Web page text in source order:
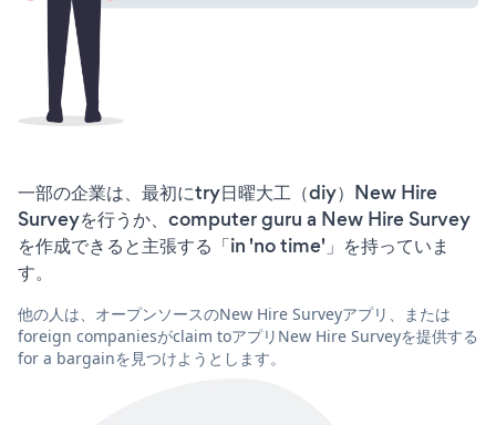
一部の企業は、最初にtry日曜大工（diy）New Hire
Surveyを行うか、computer guru a New Hire Survey
を作成できると主張する「in 'no time'」を持っていま
す。
他の人は、オープンソースのNew Hire Surveyアプリ、または
foreign companiesがclaim toアプリNew Hire Surveyを提供する
for a bargainを見つけようとします。